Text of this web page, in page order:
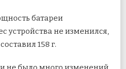
батареи
устройства не изменился,
158 г.